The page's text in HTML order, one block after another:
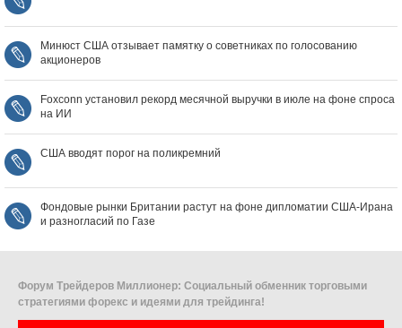
Минюст США отзывает памятку о советниках по голосованию
акционеров
Foxconn установил рекорд месячной выручки в июле на фоне спроса
на ИИ
США вводят порог на поликремний
Фондовые рынки Британии растут на фоне дипломатии США‑Ирана
и разногласий по Газе
Форум Трейдеров Миллионер: Социальный обменник торговыми
стратегиями форекс и идеями для трейдинга!